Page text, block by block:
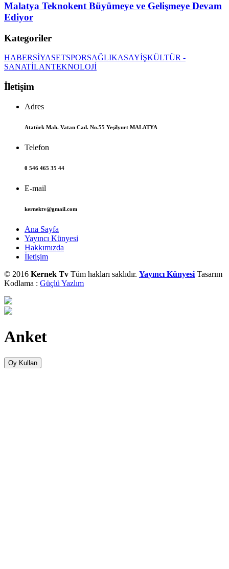
Malatya Teknokent Büyümeye ve Gelişmeye Devam
Ediyor
Kategoriler
HABERSİYASETSPORSAĞLIKASAYİŞKÜLTÜR -
SANATİLANTEKNOLOJİ
İletişim
Adres
Atatürk Mah. Vatan Cad. No.55 Yeşilyurt MALATYA
Telefon
0 546 465 35 44
E-mail
kernektv@gmail.com
Ana Sayfa
Yayıncı Künyesi
Hakkımızda
İletişim
© 2016 Kernek Tv Tüm hakları saklıdır. Yayıncı Künyesi Tasarım
Kodlama : Güçlü Yazlım
Anket